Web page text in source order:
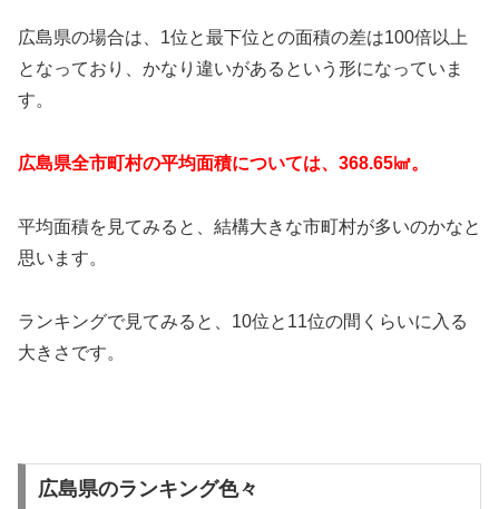
広島県の場合は、1位と最下位との面積の差は100倍以上
となっており、かなり違いがあるという形になっていま
す。
広島県全市町村の平均面積については、368.65㎢。
平均面積を見てみると、結構大きな市町村が多いのかなと
思います。
ランキングで見てみると、10位と11位の間くらいに入る
大きさです。
広島県のランキング色々